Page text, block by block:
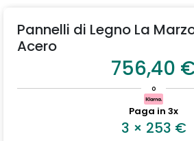
Pannelli di Legno La
Acero
756,40
o
Paga in 3x
3 × 253 €